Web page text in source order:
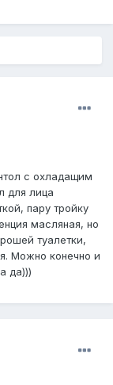
с охладащим
для лица
пару тройку
масляная, но
туалетки,
Можно конечно и
да)))